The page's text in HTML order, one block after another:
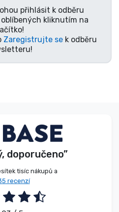
přihlásit k odběru
kliknutím na
Zaregistrujte sek odběru
doporučeno”
tisíc nákupů a
recenzí